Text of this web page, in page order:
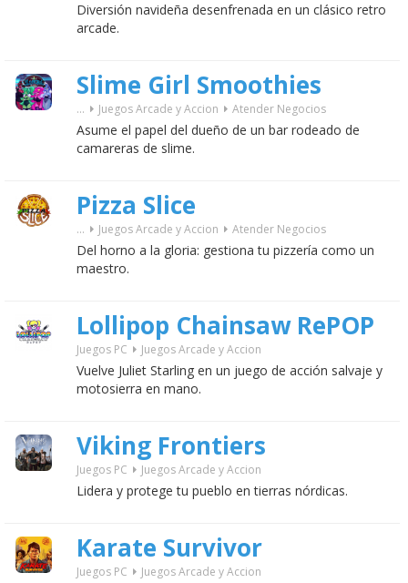
Diversión navideña desenfrenada en un clásico retro
arcade.
Slime Girl Smoothies
... Juegos Arcade y Accion Atender Negocios
Asume el papel del dueño de un bar rodeado de
camareras de slime.
Pizza Slice
... Juegos Arcade y Accion Atender Negocios
Del horno a la gloria: gestiona tu pizzería como un
maestro.
Lollipop Chainsaw RePOP
Juegos PC Juegos Arcade y Accion
Vuelve Juliet Starling en un juego de acción salvaje y
motosierra en mano.
Viking Frontiers
Juegos PC Juegos Arcade y Accion
Lidera y protege tu pueblo en tierras nórdicas.
Karate Survivor
Juegos PC Juegos Arcade y Accion